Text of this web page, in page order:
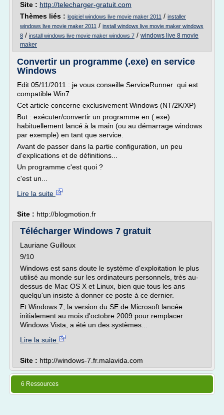
Site : http://telecharger-gratuit.com
Thèmes liés : logiciel windows live movie maker 2011 / installer
windows live movie maker 2011 / install windows live movie maker windows
8 / install windows live movie maker windows 7 / windows live 8 movie
maker
Convertir un programme (.exe) en service
Windows
Edit 05/11/2011 : je vous conseille ServiceRunner qui est
compatible Win7
Cet article concerne exclusivement Windows (NT/2K/XP)
But : exécuter/convertir un programme en (.exe)
habituellement lancé à la main (ou au démarrage windows
par exemple) en tant que service.
Avant de passer dans la partie configuration, un peu
d'explications et de définitions...
Un programme c'est quoi ?
c'est un...
Lire la suite
Site : http://blogmotion.fr
Télécharger Windows 7 gratuit
Lauriane Guilloux
9/10
Windows est sans doute le système d'exploitation le plus
utilisé au monde sur les ordinateurs personnels, très au-
dessus de Mac OS X et Linux, bien que tous les ans
quelqu'un insiste à donner ce poste à ce dernier.
Et Windows 7, la version du SE de Microsoft lancée
initialement au mois d'octobre 2009 pour remplacer
Windows Vista, a été un des systèmes...
Lire la suite
Site : http://windows-7.fr.malavida.com
6 Ressources